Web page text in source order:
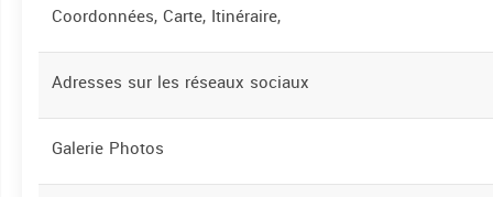
Coordonnées, Carte, Itinéraire,
Adresses sur les réseaux sociaux
Galerie Photos